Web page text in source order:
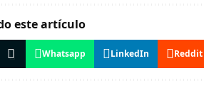
este artículo
Whatsapp LinkedIn Reddit